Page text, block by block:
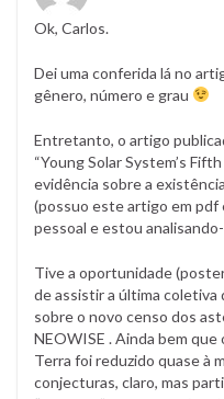
Ok, Carlos.
Dei uma conferida lá no
gênero, número e grau
Entretanto, o artigo
“Young Solar System’s
evidência sobre a
(possuo este artigo em pdf
pessoal e estou
Tive a oportunidade
de assistir a última coletiva
sobre o novo censo dos
NEOWISE . Ainda bem
Terra foi reduzido quase à
conjecturas, claro, mas